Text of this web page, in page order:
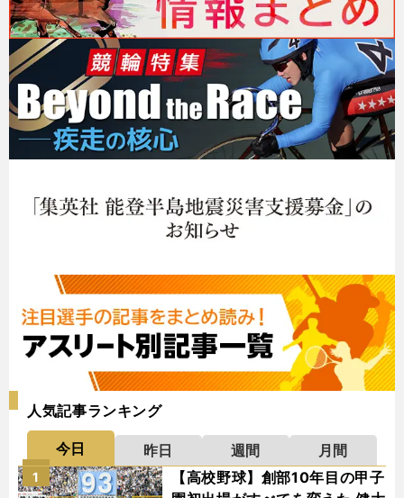
人気記事ランキング
今日 昨日 週間
月間
【高校野球】創部10年目の甲子
1